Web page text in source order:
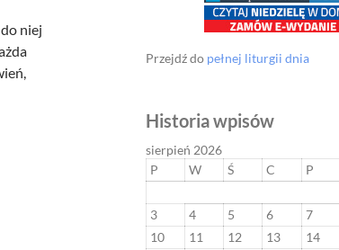
niej
Przejdź do pełnej liturgii dnia
Historia wpisów
sierpień 2026
P
W Ś C P
3
4 5 6 7
10
11 12 13 14